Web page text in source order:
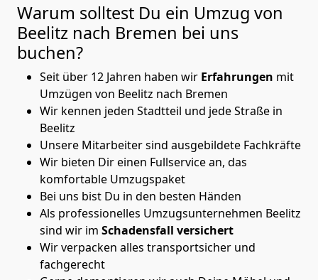
Warum solltest Du ein Umzug von
Beelitz nach Bremen bei uns
buchen?
Seit über 12 Jahren haben wir Erfahrungen mit
Umzügen von Beelitz nach Bremen
Wir kennen jeden Stadtteil und jede Straße in
Beelitz
Unsere Mitarbeiter sind ausgebildete Fachkräfte
Wir bieten Dir einen Fullservice an, das
komfortable Umzugspaket
Bei uns bist Du in den besten Händen
Als professionelles Umzugsunternehmen Beelitz
sind wir im Schadensfall versichert
Wir verpacken alles transportsicher und
fachgerecht